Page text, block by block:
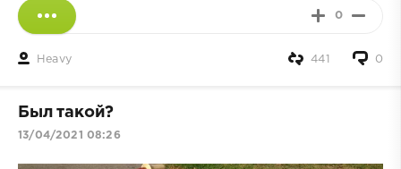
0
Heavy 0
441
Был такой?
13/04/2021 08:26